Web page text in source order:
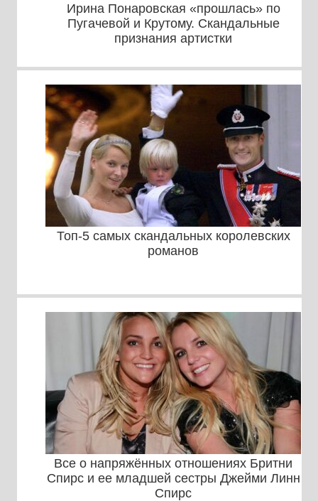
Ирина Понаровская «прошлась» по
Пугачевой и Крутому. Скандальные
признания артистки
Топ-5 самых скандальных королевских
романов
Все о напряжённых отношениях Бритни
Спирс и ее младшей сестры Джейми Линн
Спирс